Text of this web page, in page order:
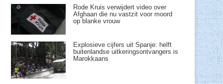
Rode Kruis verwijdert video over
Afghaan die nu vastzit voor moord
op blanke vrouw
Explosieve cijfers uit Spanje: helft
buitenlandse uitkeringsontvangers is
Marokkaans